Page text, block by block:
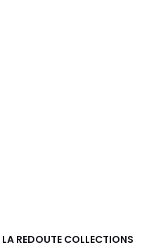
LA REDOUTE COLLECTIONS